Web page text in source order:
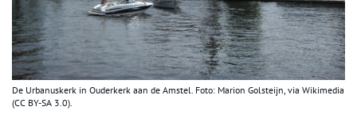
De Urbanuskerk in Ouderkerk aan de Amstel. Foto: Marion Golsteijn, via Wikimedia
(CC BY-SA 3.0).